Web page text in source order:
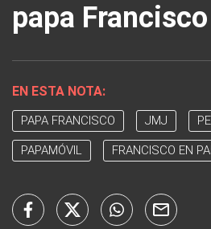
papa Francisco
EN ESTA NOTA:
PAPA FRANCISCO JMJ
PAPAMÓVIL FRANCISCO EN